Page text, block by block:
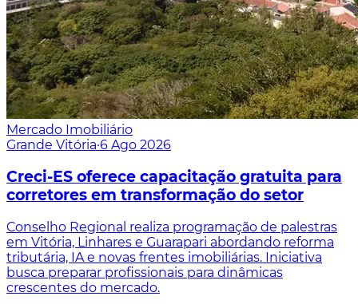
Mercado Imobiliário
Grande Vitória·6 Ago 2026
Creci-ES oferece capacitação gratuita para
corretores em transformação do setor
Conselho Regional realiza programação de palestras
em Vitória, Linhares e Guarapari abordando reforma
tributária, IA e novas frentes imobiliárias. Iniciativa
busca preparar profissionais para dinâmicas
crescentes do mercado.